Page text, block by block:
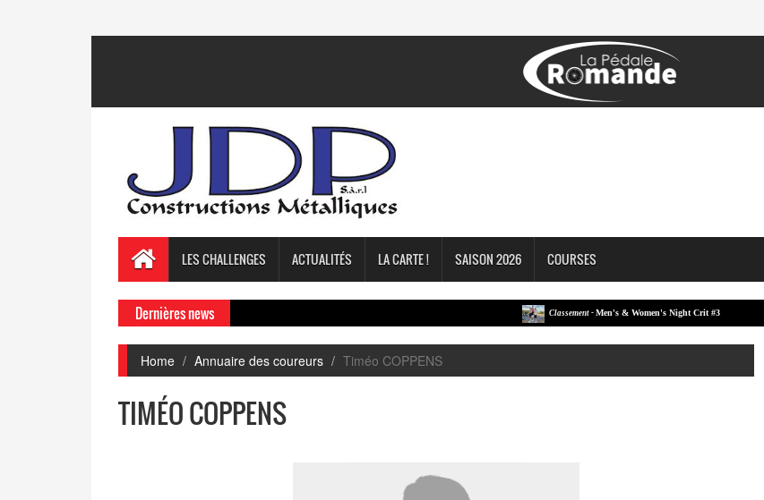
LES CHALLENGES ACTUALITÉS LA CARTE ! SAISON 2026 COURSES
Dernières news Classement -Men's & Women's Night Crit #3
Home Annuaire des coureurs Timéo COPPENS
TIMÉO COPPENS